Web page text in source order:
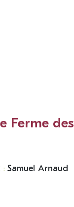
Ferme des
:Samuel Arnaud